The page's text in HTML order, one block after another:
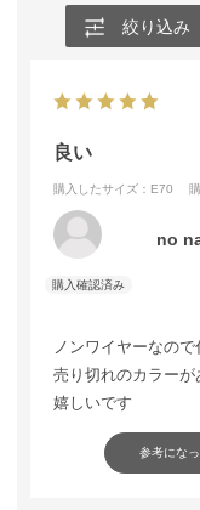
絞り込み
良い
購入したサイズ：E70
no
ノンワイヤーなので
売り切れのカラー
嬉しいです
参考にな